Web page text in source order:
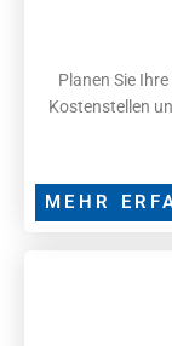
Planen Sie
Kostenstellen
MEHR